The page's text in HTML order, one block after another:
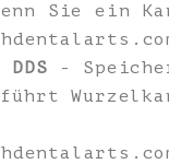
Sie ein
-